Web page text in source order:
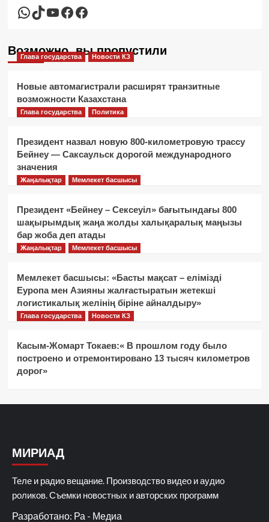
WhatsApp
TikTok
YouTube
Facebook
Facebook
Возможно, вы пропустили
Глава государства Новости КЗ
Новые автомагистрали расширят транзитные
возможности Казахстана
Глава государства Политика
Президент назвал новую 800-километровую трассу
Бейнеу — Саксаульск дорогой международного
значения
Жаңалықтар Мемлекет басшысы
Президент «Бейнеу – Сексеуіл» бағытындағы 800
шақырымдық жаңа жолды халықаралық маңызы
бар жоба деп атады
Жаңалықтар Мемлекет басшысы
Мемлекет басшысы: «Басты мақсат – елімізді
Еуропа мен Азияны жалғастыратын жетекші
логистикалық желінің біріне айналдыру»
Глава государства Новости КЗ
Касым-Жомарт Токаев:« В прошлом году было
построено и отремонтировано 13 тысяч километров
дорог»
МИРИАД
Теле и радио вещание. Производство видео и аудио
роликов. Съемки новостных и авторских программ
Разработано: Ра - Медиа